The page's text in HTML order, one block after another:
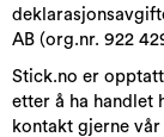
AB (org.nr. 922
Stick.no er
etter å ha handlet
kontakt gjerne vår